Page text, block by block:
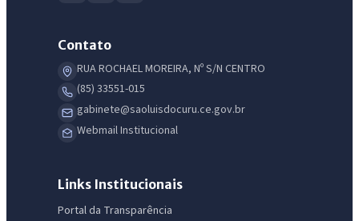
Contato
RUA ROCHAEL MOREIRA, Nº S/N CENTRO
(85) 33551-015
gabinete@saoluisdocuru.ce.gov.br
Webmail Institucional
Links Institucionais
Portal da Transparência